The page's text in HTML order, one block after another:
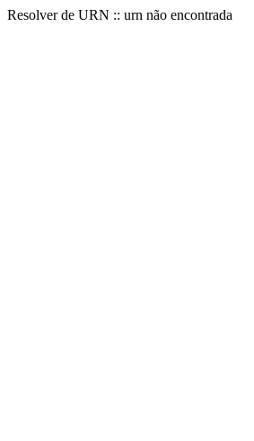
Resolver de URN :: urn não encontrada